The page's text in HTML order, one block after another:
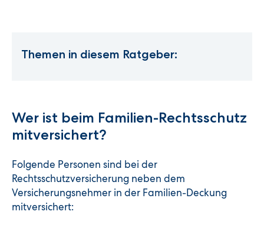
Themen in diesem Ratgeber:
Wer ist beim Familien-Rechtsschutz
mitversichert?
Folgende Personen sind bei der
Rechtsschutzversicherung neben dem
Versicherungsnehmer in der Familien-Deckung
mitversichert: